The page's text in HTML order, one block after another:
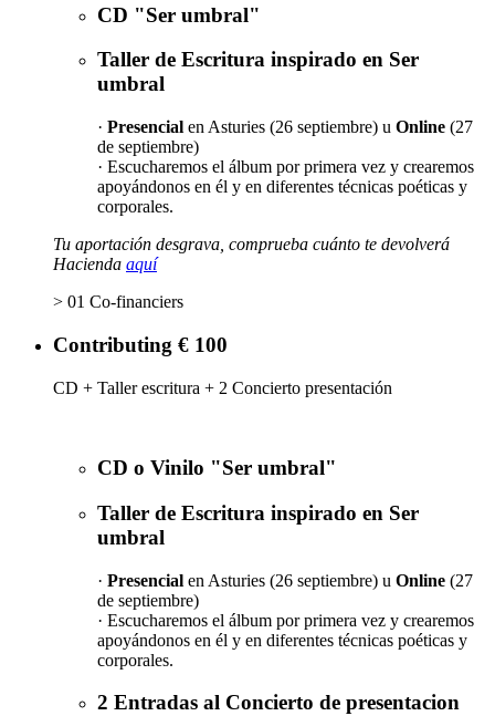
CD "Ser umbral"
Taller de Escritura inspirado en Ser
umbral
· Presencial en Asturies (26 septiembre) u Online (27
de septiembre)
· Escucharemos el álbum por primera vez y crearemos
apoyándonos en él y en diferentes técnicas poéticas y
corporales.
Tu aportación desgrava, comprueba cuánto te devolverá
Hacienda aquí
> 01 Co-financiers
Contributing € 100
CD + Taller escritura + 2 Concierto presentación
CD o Vinilo "Ser umbral"
Taller de Escritura inspirado en Ser
umbral
· Presencial en Asturies (26 septiembre) u Online (27
de septiembre)
· Escucharemos el álbum por primera vez y crearemos
apoyándonos en él y en diferentes técnicas poéticas y
corporales.
2 Entradas al Concierto de presentacion